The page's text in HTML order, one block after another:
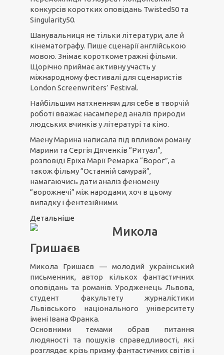
конкурсів коротких оповідань Twisted50 та
Singularity50.
Шанувальниця не тільки літератури, але й
кінематографу. Пише сценарії англійською
мовою. Знімає короткометражні фільми.
Щорічно приймає активну участь у
міжнародному фестивалі для сценаристів
London Screenwriters’ Festival.
Найбільшим натхненням для себе в творчій
роботі вважає насамперед аналіз природи
людських вчинків у літературі та кіно.
Маену Марина написала під впливом роману
Марини та Сергія Дяченків “Ритуал”,
розповіді Еріха Марії Ремарка “Ворог”, а
також фільму “Останній самурай”,
намагаючись дати аналіз феномену
“ворожнечі” між народами, хоч в цьому
випадку і фентезійними.
Детальніше
Микола
Гришаєв
Микола Гришаєв — молодий український
письменник, автор кількох фантастичних
оповідань та романів. Уродженець Львова,
студент факультету журналістики
Львівського національного університету
імені Івана Франка.
Основними темами обрав питання
людяності та пошуків справедливості, які
розглядає крізь призму фантастичних світів і